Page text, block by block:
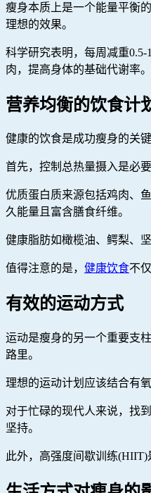
瘦身本质上是一个能量平衡
理想的效果。
科学研究表明，每周减重
肉，提高身体的基础代谢率。
营养均衡的饮食计
健康的饮食是成功瘦身的关
首先，控制总热量摄入是必
优质蛋白质来源包括鸡肉、
久能量且富含膳食纤维。
健康脂肪如橄榄油、鳄梨、
值得注意的是， 健康饮食不
有效的运动方式
运动是瘦身的另一个重要支
路里。
理想的运动计划应该结合有
对于忙碌的现代人来说，找
坚持。
此外，高强度间歇训练